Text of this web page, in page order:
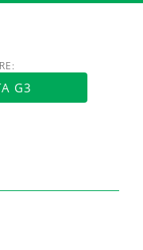
G3